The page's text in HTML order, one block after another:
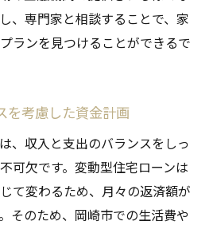
、専門家と相談することで、家
ランを見つけることができるで
を考慮した資金計画
、収入と支出のバランスをしっ
可欠です。変動型住宅ローンは
て変わるため、月々の返済額が
そのため、岡崎市での生活費や